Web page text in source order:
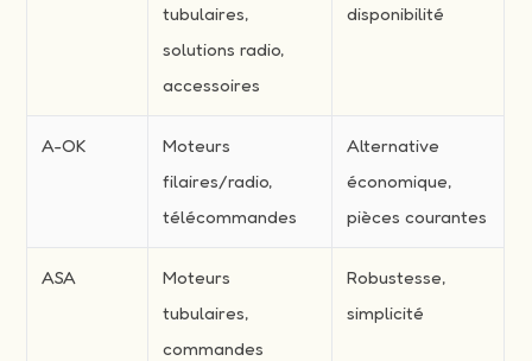
tubulaires,
solutions radio,
accessoires
disponibilité
A-OK
Moteurs
filaires/radio,
télécommandes
Alternative
économique,
pièces courantes
ASA
Moteurs
tubulaires,
commandes
Robustesse,
simplicité